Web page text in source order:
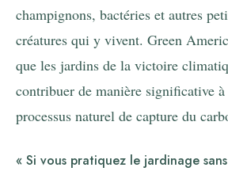
champignons, bactéries et autres
créatures qui y vivent. Green
que les jardins de la victoire
contribuer de manière significative à
processus naturel de capture du
« Si vous pratiquez le jardinage